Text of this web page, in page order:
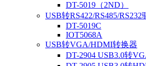
DT-5019（2ND）
USB转RS422/RS485/RS232
DT-5019C
IOT5068A
USB转VGA/HDMI转换器
DT-2904 USB3.0转